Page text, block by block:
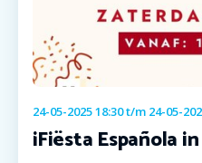
24-05-2025 18:30t/m 24-05-
¡Fiësta Española